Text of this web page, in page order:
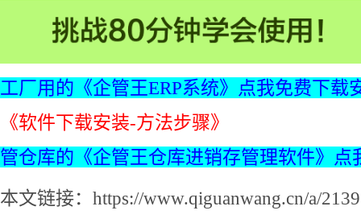
工厂用的《企管王ERP系统》点我免费下载
《软件下载安装-方法步骤》
管仓库的《企管王仓库进销存管理软件》点
本文链接：https://www.qiguanwang.cn/a/